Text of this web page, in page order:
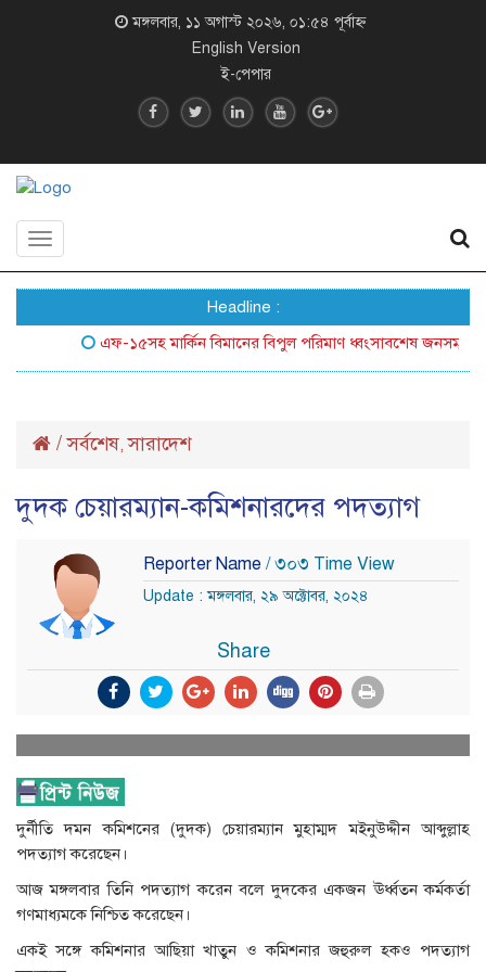
মঙ্গলবার, ১১ অগাস্ট ২০২৬, ০১:৫৪ পূর্বাহ্ন
English Version
ই-পেপার
Toggle
Headline :
এফ-১৫সহ মার্কিন বিমানের বিপুল পরিমাণ ধ্বংসাবশেষ জনসম্মুখে আনল
/সর্বশেষ,সারাদেশ
দুদক চেয়ারম্যান-কমিশনারদের পদত্যাগ
Reporter Name / ৩০৩ Time View
Update : মঙ্গলবার, ২৯ অক্টোবর, ২০২৪
Share
দুর্নীতি দমন কমিশনের (দুদক) চেয়ারম্যান মুহাম্মদ মইনুউদ্দীন আব্দুল্লাহ
পদত্যাগ করেছেন।
আজ মঙ্গলবার তিনি পদত্যাগ করেন বলে দুদকের একজন ঊর্ধ্বতন কর্মকর্তা
গণমাধ্যমকে নিশ্চিত করেছেন।
একই সঙ্গে কমিশনার আছিয়া খাতুন ও কমিশনার জহুরুল হকও পদত্যাগ